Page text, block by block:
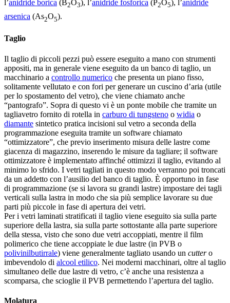
l’anidride borica (B2O3), l’anidride fosforica (P2O5), l’anidride
arsenica (As2O5).
Taglio
Il taglio di piccoli pezzi può essere eseguito a mano con strumenti
appositi, ma in generale viene eseguito da un banco di taglio, un
macchinario a controllo numerico che presenta un piano fisso,
solitamente vellutato e con fori per generare un cuscino d’aria (utile
per lo spostamento del vetro), che viene chiamato anche
“pantografo”. Sopra di questo vi è un ponte mobile che tramite un
tagliavetro fornito di rotella in carburo di tungsteno o widia o
diamante sintetico pratica incisioni sul vetro a seconda della
programmazione eseguita tramite un software chiamato
“ottimizzatore”, che previo inserimento misura delle lastre come
giacenza di magazzino, inserendo le misure da tagliare; il software
ottimizzatore è implementato affinché ottimizzi il taglio, evitando al
minimo lo sfrido. I vetri tagliati in questo modo verranno poi troncati
da un addetto con l’ausilio del banco di taglio. È opportuno in fase
di programmazione (se si lavora su grandi lastre) impostare dei tagli
verticali sulla lastra in modo che sia più semplice lavorare su due
parti più piccole in fase di apertura dei vetri.
Per i vetri laminati stratificati il taglio viene eseguito sia sulla parte
superiore della lastra, sia sulla parte sottostante alla parte superiore
della stessa, visto che sono due vetri accoppiati, mentre il film
polimerico che tiene accoppiate le due lastre (in PVB o
polivinilbutirrale) viene generalmente tagliato usando un cuttero
imbevendolo di alcool etilico. Nei moderni macchinari, oltre al taglio
simultaneo delle due lastre di vetro, c’è anche una resistenza a
scomparsa, che scioglie il PVB permettendo l’apertura del taglio.
Molatura